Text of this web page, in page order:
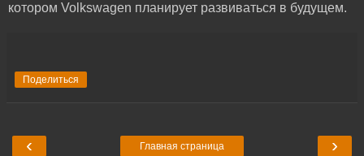
котором Volkswagen планирует развиваться в будущем.
Поделиться
‹ ›
Главная страница